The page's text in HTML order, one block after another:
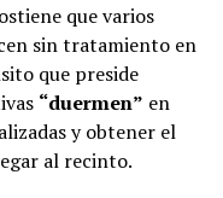
que varios
sin tratamiento en
que preside
“duermen” en
y obtener el
al recinto.